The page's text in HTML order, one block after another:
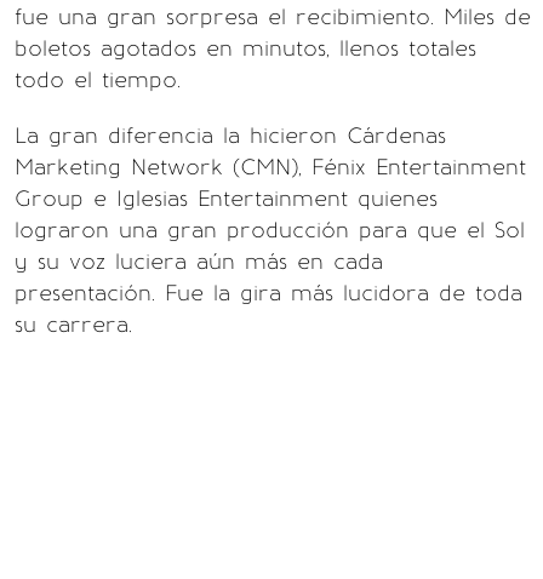
fue una gran sorpresa el recibimiento. Miles de
boletos agotados en minutos, llenos totales
todo el tiempo.
La gran diferencia la hicieron Cárdenas
Marketing Network (CMN), Fénix Entertainment
Group e Iglesias Entertainment quienes
lograron una gran producción para que el Sol
y su voz luciera aún más en cada
presentación. Fue la gira más lucidora de toda
su carrera.